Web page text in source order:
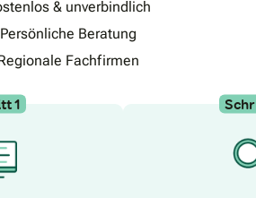
Wartung für Treppenlifte •
beraten Sie kostenlos
allen Möglichkeiten für Treppenlift-
wir Ihnen gern bei einem Antrag auf
Unsere Fachberater erklären
& unverbindlich
Persönliche Beratung
Fachfirmen
1